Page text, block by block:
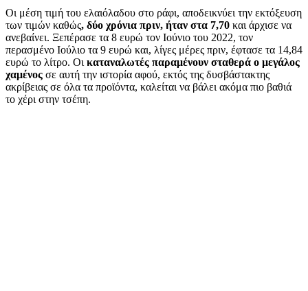
Οι μέση τιμή του ελαιόλαδου στο ράφι, αποδεικνύει την εκτόξευση
των τιμών καθώς, δύο χρόνια πριν, ήταν στα 7,70 και άρχισε να
ανεβαίνει. Ξεπέρασε τα 8 ευρώ τον Ιούνιο του 2022, τον
περασμένο Ιούλιο τα 9 ευρώ και, λίγες μέρες πριν, έφτασε τα 14,84
ευρώ το λίτρο. Οι καταναλωτές παραμένουν σταθερά ο μεγάλος
χαμένος σε αυτή την ιστορία αφού, εκτός της δυσβάστακτης
ακρίβειας σε όλα τα προϊόντα, καλείται να βάλει ακόμα πιο βαθιά
το χέρι στην τσέπη.